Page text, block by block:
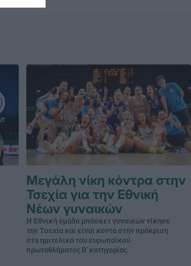
Μεγάλη νίκη κόντρα στην
Τσεχία για την Εθνική
Νέων γυναικών
Η Εθνική ομάδα μπάσκετ γυναικών νίκησε
την Τσεχία και είναι κοντά στην πρόκριση
στα ημιτελικά του ευρωπαϊκού
πρωταθλήματος Β' κατηγορίας.